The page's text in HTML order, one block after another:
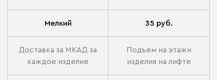
Мелкий 35 руб.
Доставка за МКАД за
каждое изделие
Подъем на этажи
изделия на лифте